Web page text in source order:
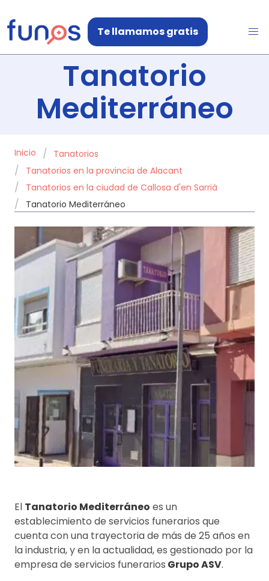
Te llamamos gratis
Tanatorio
Mediterráneo
Inicio
Tanatorios
Tanatorios en la provincia de Alacant
Tanatorios en la ciudad de Callosa d'en Sarrià
Tanatorio Mediterráneo
El Tanatorio Mediterráneo es un
establecimiento de servicios funerarios que
cuenta con una trayectoria de más de 25 años en
la industria, y en la actualidad, es gestionado por la
empresa de servicios funerarios Grupo ASV.